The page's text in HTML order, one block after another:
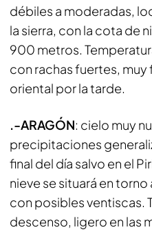
débiles a moderadas,
la sierra, con la cota de
900 metros.
con rachas fuertes, muy
oriental por la tarde.
.-ARAGÓN: cielo muy
precipitaciones
final del día salvo en el
nieve se situará en
con posibles ventiscas.
descenso, ligero en las